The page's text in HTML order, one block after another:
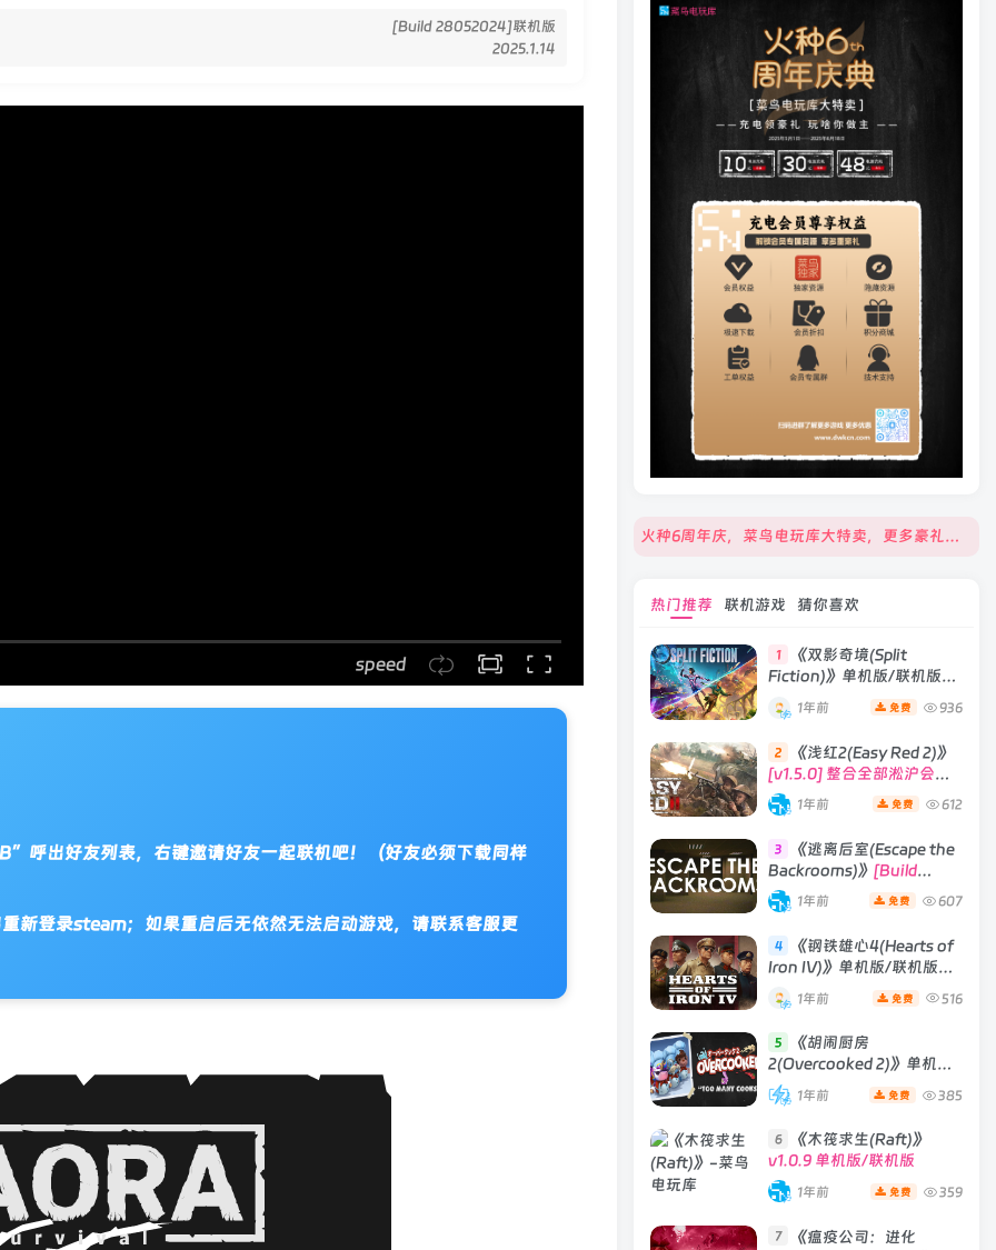
[Build 28052024]联机版
2025.1.14
speed
出好友列表，右键邀请好友一起联机吧！（好友必须下载同样
登录steam；如果重启后无依然无法启动游戏，请联系客服更
火种6周年庆，菜鸟电玩库大特卖，更多豪礼等你来领！
热门推荐 联机游戏 猜你喜欢
1
《双影奇境(Split
Fiction)》单机版/联机版
[v1.0 单机版/联机版]
1年前 免费 936
2
《浅红2(Easy Red 2)》
[v1.5.0] 整合全部淞沪会战-
南京保卫战等DLCs
1年前 免费 612
3
《逃离后室(Escape the
Backrooms)》 [Build
28012024]联机版
1年前 免费 607
4
《钢铁雄心4(Hearts of
Iron IV)》单机版/联机版
[v1.16.0 整合全部DLCs ]
1年前 免费 516
5
《胡闹厨房
2(Overcooked 2)》单机版/
联机版
[v6.242 单机版 +
Build 01102020 联机版]
1年前 免费 385
6
《木筏求生(Raft)》
v1.0.9 单机版/联机版
1年前 免费 359
7
《瘟疫公司：进化